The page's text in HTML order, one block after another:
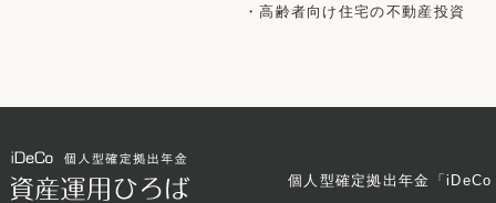
・高齢者向け住宅の不動産投資
個人型確定拠出年金「